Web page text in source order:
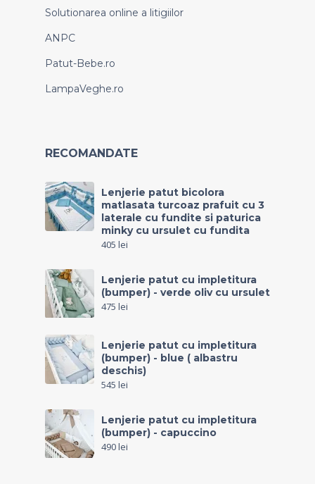
Solutionarea online a litigiilor
ANPC
Patut-Bebe.ro
LampaVeghe.ro
RECOMANDATE
Lenjerie patut bicolora
matlasata turcoaz prafuit cu 3
laterale cu fundite si paturica
minky cu ursulet cu fundita
405 lei
Lenjerie patut cu impletitura
(bumper) - verde oliv cu ursulet
475 lei
Lenjerie patut cu impletitura
(bumper) - blue ( albastru
deschis)
545 lei
Lenjerie patut cu impletitura
(bumper) - capuccino
490lei